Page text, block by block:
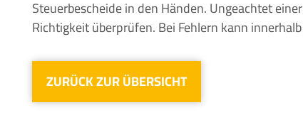
Steuerbescheide in den Händen. Ungeachtet
Richtigkeit überprüfen. Bei Fehlern kann
ZURÜCK ZUR ÜBERSICHT